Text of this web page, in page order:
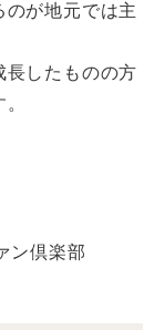
のが地元では主
長したものの方
ン倶楽部